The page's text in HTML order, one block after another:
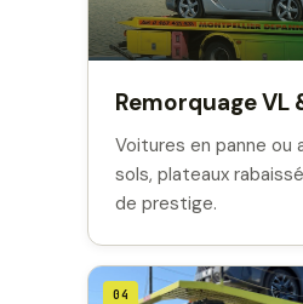
Remorquage VL
Voitures en panne
sols, plateaux
de prestige.
04